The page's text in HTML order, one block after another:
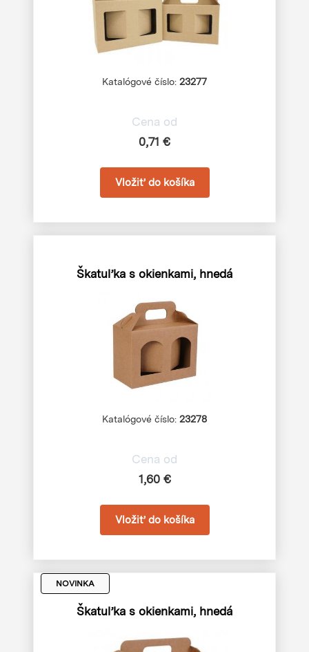
Katalógové číslo: 23277
Cena od
0,71 €
Škatuľka s okienkami, hnedá
Katalógové číslo: 23278
Cena od
1,60 €
NOVINKA
Škatuľka s okienkami, hnedá